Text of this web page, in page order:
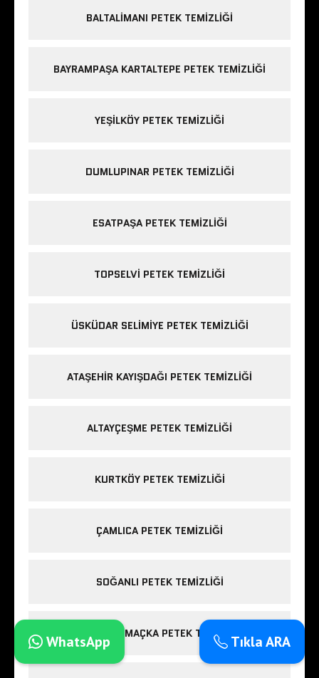
BALTALIMANI PETEK TEMIZLIĞI
BAYRAMPAŞA KARTALTEPE PETEK TEMIZLIĞI
YEŞILKÖY PETEK TEMIZLIĞI
DUMLUPINAR PETEK TEMIZLIĞI
ESATPAŞA PETEK TEMIZLIĞI
TOPSELVI PETEK TEMIZLIĞI
ÜSKÜDAR SELIMIYE PETEK TEMIZLIĞI
ATAŞEHIR KAYIŞDAĞI PETEK TEMIZLIĞI
ALTAYÇEŞME PETEK TEMIZLIĞI
KURTKÖY PETEK TEMIZLIĞI
ÇAMLICA PETEK TEMIZLIĞI
SOĞANLI PETEK TEMIZLIĞI
BEŞIKTAŞ MAÇKA PETEK TEMIZLIĞITıkla ARA
WhatsApp